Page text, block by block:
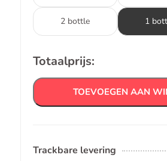
2 bottle 1
Totaalprijs:
TOEVOEGEN AAN
Trackbare levering